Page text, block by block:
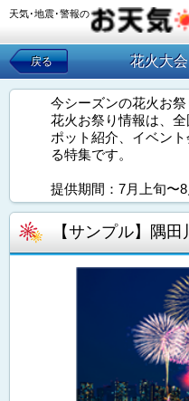
天気･地震･警報の
戻る 花火大
今シーズンの花火お祭
花火お祭り情報は、
ポット紹介、イベン
る特集です。
提供期間：7月上旬〜
【サンプル】隅